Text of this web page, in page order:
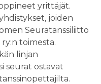
yrittäjät.
joiden
Seuratanssiliitto
ry:n toimesta.
linjan
seurat ostavat